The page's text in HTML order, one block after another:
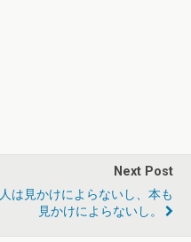
Next Post
人は見かけによらないし、本も
見かけによらないし。